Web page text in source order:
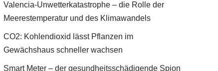
Valencia-Unwetterkatastrophe – die Rolle der
Meerestemperatur und des Klimawandels
CO2: Kohlendioxid lässt Pflanzen im
Gewächshaus schneller wachsen
Smart Meter – der gesundheitsschädigende Spion